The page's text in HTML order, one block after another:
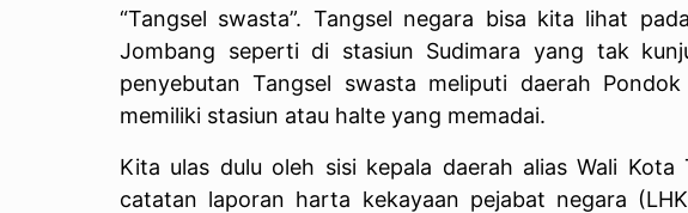
“Tangsel swasta”. Tangsel negara bisa kita lihat
Jombang seperti di stasiun Sudimara yang tak
penyebutan Tangsel swasta meliputi daerah
memiliki stasiun atau halte yang memadai.
Kita ulas dulu oleh sisi kepala daerah alias Wali Kota
catatan laporan harta kekayaan pejabat negara